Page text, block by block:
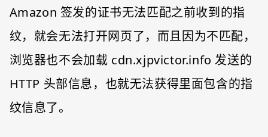
Amazon 签发的证书无法匹配之前收到的指
纹，就会无法打开网页了，而且因为不匹配，
浏览器也不会加载 cdn.xjpvictor.info 发送的
HTTP 头部信息，也就无法获得里面包含的指
纹信息了。